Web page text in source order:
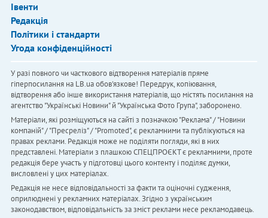
Івенти
Редакція
Політики і стандарти
Угода конфіденційності
У разі повного чи часткового відтворення матеріалів пряме
гіперпосилання на LB.ua обов'язкове! Передрук, копіювання,
відтворення або інше використання матеріалів, що містять посилання на
агентство "Українськi Новини" й "Українська Фото Група", заборонено.
Матеріали, які розміщуються на сайті з позначкою "Реклама" / "Новини
компаній" / "Пресреліз" / "Promoted", є рекламними та публікуються на
правах реклами. Редакція може не поділяти погляди, які в них
представлені. Матеріали з плашкою СПЕЦПРОЄКТ є рекламними, проте
редакція бере участь у підготовці цього контенту і поділяє думки,
висловлені у цих матеріалах.
Редакція не несе відповідальності за факти та оціночні судження,
оприлюднені у рекламних матеріалах. Згідно з українським
законодавством, відповідальність за зміст реклами несе рекламодавець.